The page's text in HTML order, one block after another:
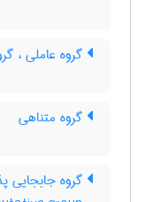
گروه عاملی ،
گروه متناهی
گروه جابجایی